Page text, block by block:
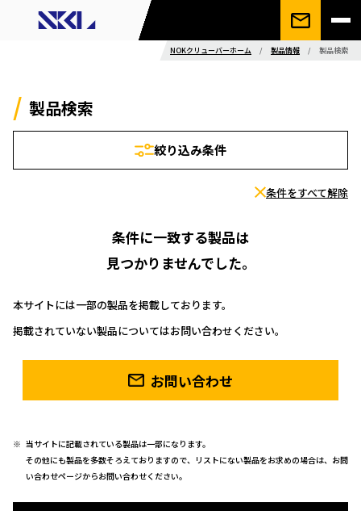
NOKクリューバーホーム / 製品情報 / 製品検索
製品検索
絞り込み条件
条件をすべて解除
条件に一致する製品は
見つかりませんでした。
本サイトには一部の製品を掲載しております。
掲載されていない製品についてはお問い合わせください。
お問い合わせ
当サイトに記載されている製品は一部になります。
その他にも製品を多数そろえておりますので、リストにない製品をお求めの場合は、お問
い合わせページからお問い合わせください。